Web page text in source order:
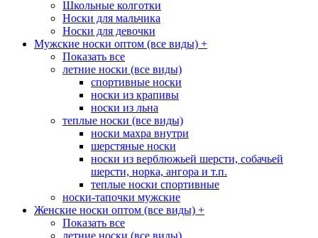
Школьные колготки
Носки для мальчика
Носки для девочки
Мужские носки оптом (все виды) +
Показать все
летние носки (все виды)
спортивные носки
носки из крапивы
носки из льна
теплые носки (все виды)
носки махра внутри
шерстяные носки
носки из верблюжьей шерсти, собачьей
шерсти, норка, ангора и т.п.
теплые носки спортивные
носки-тапочки мужские
Женские носки оптом (все виды) +
Показать все
летние носки (все виды)